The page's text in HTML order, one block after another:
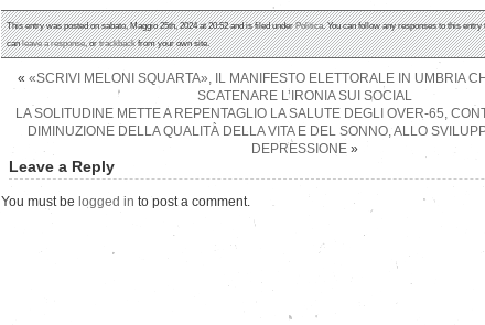
This entry was posted on sabato, Maggio 25th, 2024 at 20:52 and is filed underPolitica. You can follow any responses to this entry
canleave a response, ortrackbackfrom your own site.
« «SCRIVI MELONI SQUARTA», IL MANIFESTO ELETTORALE IN UMBRIA
SCATENARE L’IRONIA SUI SOCIAL
LA SOLITUDINE METTE A REPENTAGLIO LA SALUTE DEGLI OVER-65,
DIMINUZIONE DELLA QUALITÀ DELLA VITA E DEL SONNO, ALLO
DEPRESSIONE»
Leave a Reply
You must be logged in to post a comment.